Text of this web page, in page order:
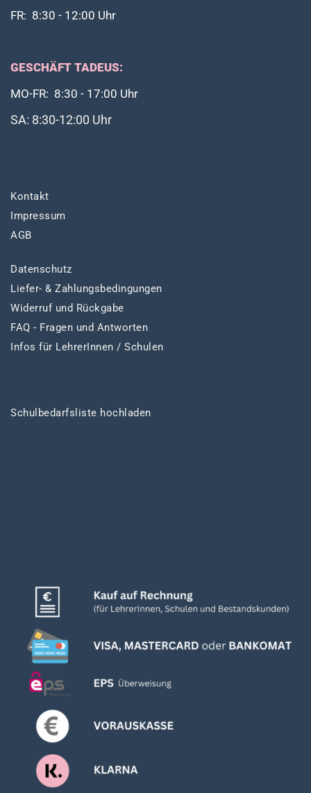
FR: 8:30 - 12:00 Uhr
GESCHÄFT TADEUS:
MO-FR: 8:30 - 17:00 Uhr
SA: 8:30-12:00 Uhr
Kontakt
Impressum
AGB
Datenschutz
Liefer- & Zahlungsbedingungen
Widerruf und Rückgabe
FAQ - Fragen und Antworten
Infos für LehrerInnen / Schulen
Schulbedarfsliste hochladen